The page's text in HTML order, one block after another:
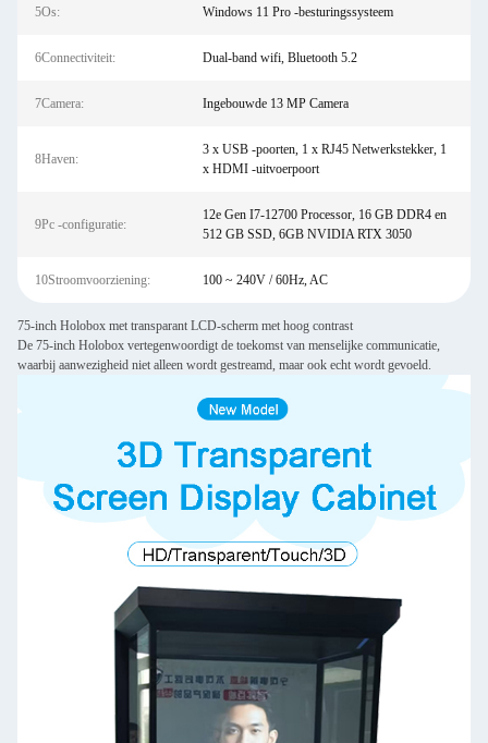
5Os: Windows 11 Pro -besturingssysteem
6Connectiviteit: Dual-band wifi, Bluetooth 5.2
7Camera: Ingebouwde 13 MP Camera
8Haven:
3 x USB -poorten, 1 x RJ45 Netwerkstekker, 1
x HDMI -uitvoerpoort
9Pc -configuratie:
12e Gen I7-12700 Processor, 16 GB DDR4 en
512 GB SSD, 6GB NVIDIA RTX 3050
10Stroomvoorziening: 100 ~ 240V / 60Hz, AC
75-inch Holobox met transparant LCD-scherm met hoog contrast
De 75-inch Holobox vertegenwoordigt de toekomst van menselijke communicatie,
waarbij aanwezigheid niet alleen wordt gestreamd, maar ook echt wordt gevoeld.